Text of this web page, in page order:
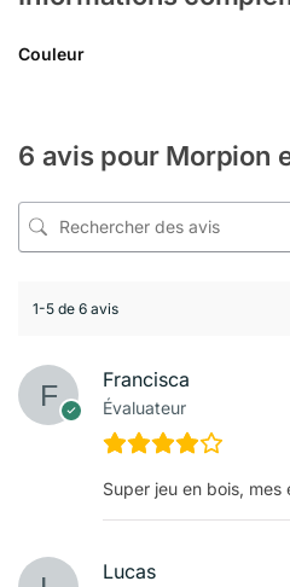
Couleur
6 avis pour Morpion
1-5 de 6 avis
Francisca
Évaluateur
Super jeu en bois,
Lucas